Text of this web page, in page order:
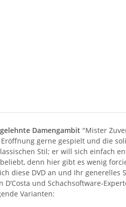
Damengambit "Mister
gerne gespielt und die
Stil; er will sich einfach
denn hier gibt es wenig
diese DVD an und Ihr
D’Costa und Schachsoftware-
Varianten: